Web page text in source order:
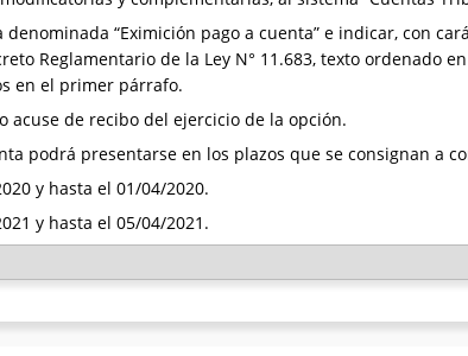
“Eximición pago a cuenta” e indicar, con
Reglamentario de la Ley N° 11.683, texto ordenado
en el primer párrafo.
acuse de recibo del ejercicio de la opción.
podrá presentarse en los plazos que se consignan a
y hasta el 01/04/2020.
y hasta el 05/04/2021.